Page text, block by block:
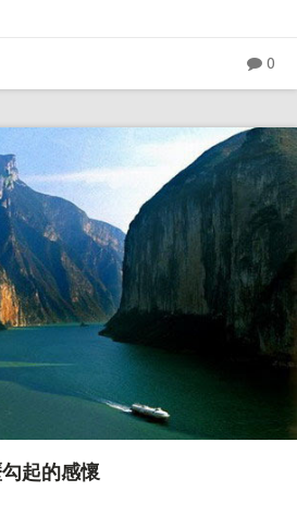
0
起的感懷